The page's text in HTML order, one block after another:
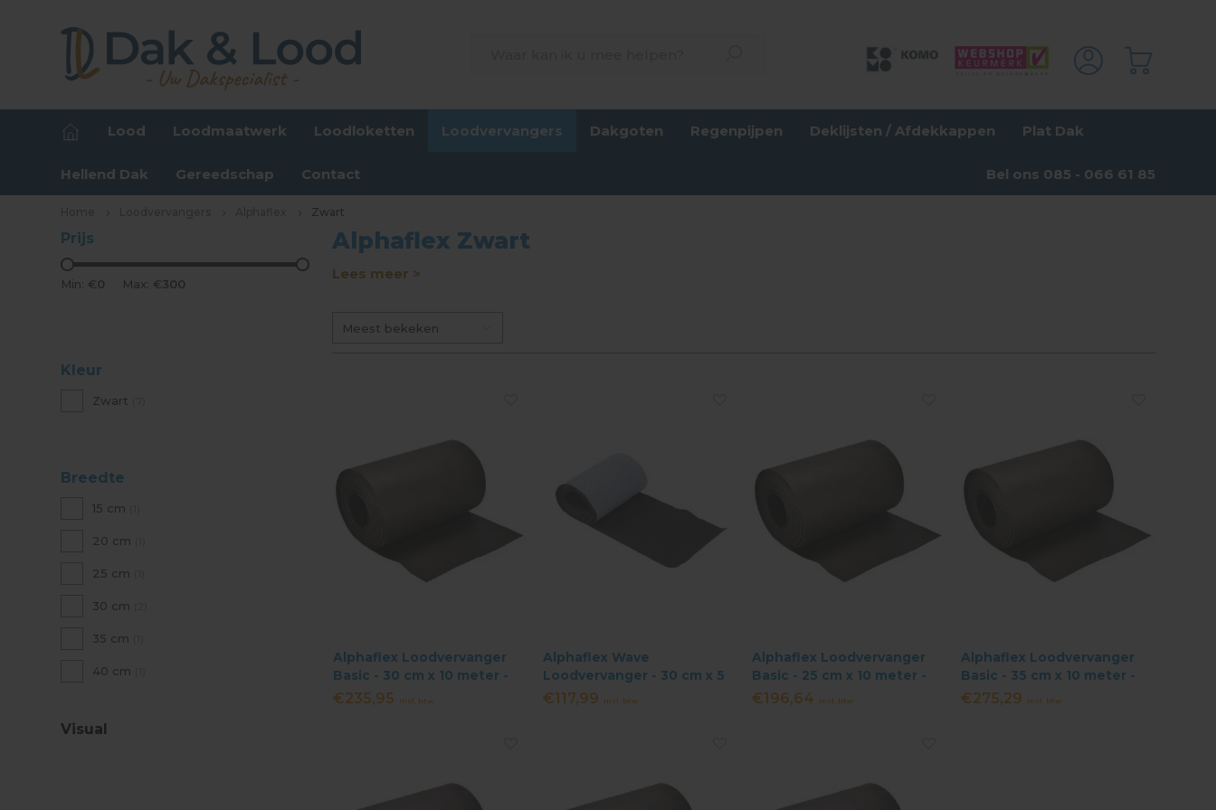
Lood Loodmaatwerk Loodloketten Loodvervangers Dakgoten Regenpijpen Deklijsten / Afdekkappen Plat Dak
Hellend Dak Gereedschap Contact Bel ons 085 - 066 61 85
Zwart
Prijs
Min: €0 Max: €300
Kleur
Zwart
Breedte
15 cm
20 cm
25 cm
30 cm
35 cm
40 cm
Visual
Alphaflex Zwart
Lees meer >
Meest bekeken
Alphaflex Loodvervanger
Basic - 30 cm x 10 meter -
Zwart
€235,95 Incl. btw
Alphaflex Wave
Loodvervanger - 30 cm x 5
meter - Zwart
€117,99 Incl. btw
Alphaflex Loodvervanger
Basic - 25 cm x 10 meter -
Zwart
€196,64 Incl. btw
Alphaflex Loodvervanger
Basic - 35 cm x 10 meter -
Zwart
€275,29 Incl. btw